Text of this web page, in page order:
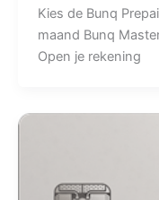
Kies de Bunq
maand Bunq
Open je rekening